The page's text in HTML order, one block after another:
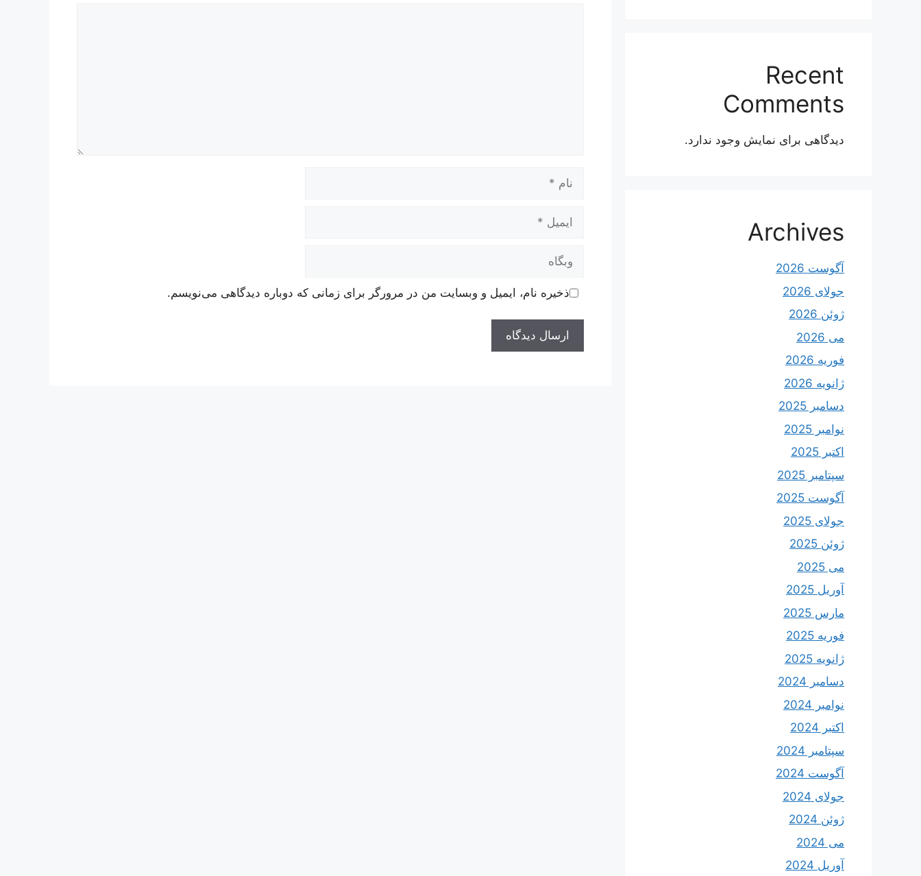
ایمیل
وبگاه
ذخیره نام، ایمیل و وبسایت من در مرورگر برای زمانی که دوباره دیدگاهی می‌نویسم.
Recent
Comments
دیدگاهی برای نمایش وجود ندارد.
Archives
آگوست 2026
جولای 2026
ژوئن 2026
می 2026
فوریه 2026
ژانویه 2026
دسامبر 2025
نوامبر 2025
اکتبر 2025
سپتامبر 2025
آگوست 2025
جولای 2025
ژوئن 2025
می 2025
آوریل 2025
مارس 2025
فوریه 2025
ژانویه 2025
دسامبر 2024
نوامبر 2024
اکتبر 2024
سپتامبر 2024
آگوست 2024
جولای 2024
ژوئن 2024
می 2024
آوریل 2024